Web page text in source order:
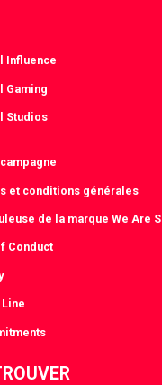
Influence
Gaming
Studios
et conditions générales
de la marque We Are
Conduct